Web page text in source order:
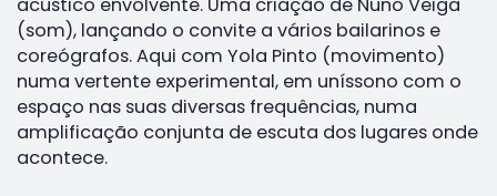
(som), lançando o convite a vários bailarinos e
coreógrafos. Aqui com Yola Pinto (movimento)
numa vertente experimental, em uníssono com o
espaço nas suas diversas frequências, numa
amplificação conjunta de escuta dos lugares onde
acontece.